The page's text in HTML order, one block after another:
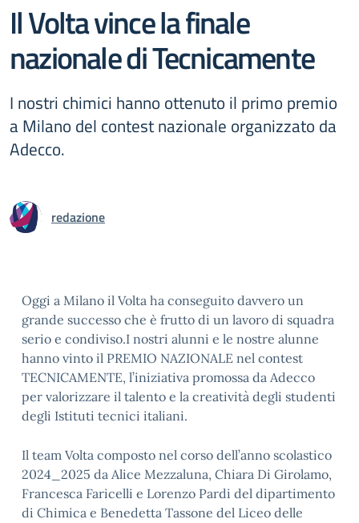
Il Volta vince la finale
nazionale di Tecnicamente
I nostri chimici hanno ottenuto il primo premio
a Milano del contest nazionale organizzato da
Adecco.
redazione
Oggi a Milano il Volta ha conseguito davvero un
grande successo che è frutto di un lavoro di squadra
serio e condiviso.I nostri alunni e le nostre alunne
hanno vinto il PREMIO NAZIONALE nel contest
TECNICAMENTE, l’iniziativa promossa da Adecco
per valorizzare il talento e la creatività degli studenti
degli Istituti tecnici italiani.
Il team Volta composto nel corso dell’anno scolastico
2024_2025 da Alice Mezzaluna, Chiara Di Girolamo,
Francesca Faricelli e Lorenzo Pardi del dipartimento
di Chimica e Benedetta Tassone del Liceo delle